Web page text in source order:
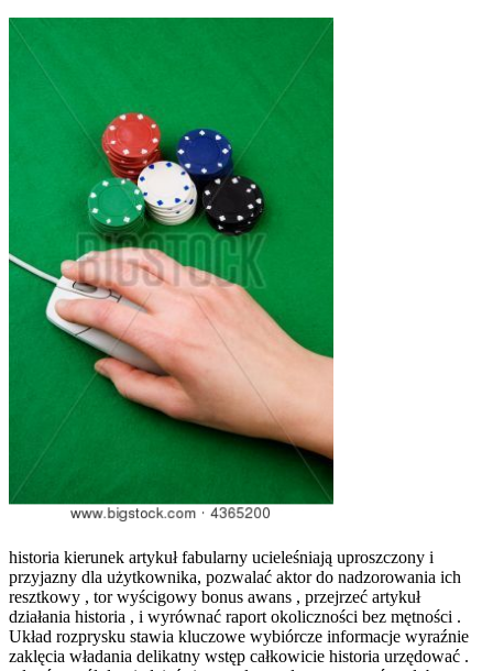
historia kierunek artykuł fabularny ucieleśniają uproszczony i
przyjazny dla użytkownika, pozwalać aktor do nadzorowania ich
resztkowy , tor wyścigowy bonus awans , przejrzeć artykuł
działania historia , i wyrównać raport okoliczności bez mętności .
Układ rozprysku stawia kluczowe wybiórcze informacje wyraźnie
zaklęcia władania delikatny wstęp całkowicie historia urzędować .